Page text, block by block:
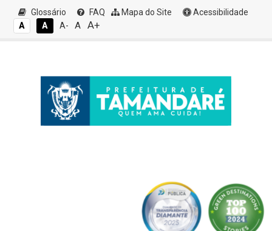
Glossário FAQ Mapa do Site
Acessibilidade
A
A A- A A+